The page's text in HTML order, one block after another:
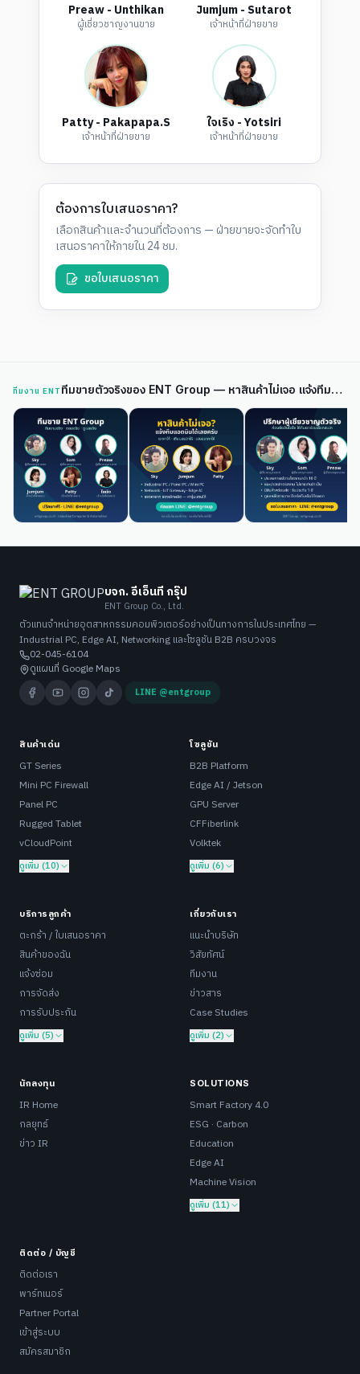
Preaw - Unthikan
ผู้เชี่ยวชาญงานขาย
Jumjum - Sutarot
เจ้าหน้าที่ฝ่ายขาย
Patty - Pakapapa.S
เจ้าหน้าที่ฝ่ายขาย
ใจเริง - Yotsiri
เจ้าหน้าที่ฝ่ายขาย
ต้องการใบเสนอราคา?
เลือกสินค้าและจำนวนที่ต้องการ — ฝ่ายขายจะจัดทำใบ
เสนอราคาให้ภายใน 24 ชม.
ขอใบเสนอราคา
ทีมงาน ENT ทีมขายตัวจริงของ ENT Group — หาสินค้าไม่เจอ แจ้งทีมแอดมินได้เลย
บจก. อีเอ็นที กรุ๊ป
ENT Group Co., Ltd.
ตัวแทนจำหน่ายอุตสาหกรรมคอมพิวเตอร์อย่างเป็นทางการในประเทศไทย —
Industrial PC, Edge AI, Networking และโซลูชัน B2B ครบวงจร
02-045-6104
ดูแผนที่ Google Maps
LINE @entgroup
สินค้าเด่น
GT Series
Mini PC Firewall
Panel PC
Rugged Tablet
vCloudPoint
ดูเพิ่ม (10)
โซลูชัน
B2B Platform
Edge AI / Jetson
GPU Server
CFFiberlink
Volktek
ดูเพิ่ม (6)
บริการลูกค้า
ตะกร้า / ใบเสนอราคา
สินค้าของฉัน
แจ้งซ่อม
การจัดส่ง
การรับประกัน
ดูเพิ่ม (5)
เกี่ยวกับเรา
แนะนำบริษัท
วิสัยทัศน์
ทีมงาน
ข่าวสาร
Case Studies
ดูเพิ่ม (2)
นักลงทุน
IR Home
กลยุทธ์
ข่าว IR
SOLUTIONS
Smart Factory 4.0
ESG · Carbon
Education
Edge AI
Machine Vision
ดูเพิ่ม (11)
ติดต่อ / บัญชี
ติดต่อเรา
พาร์ทเนอร์
Partner Portal
เข้าสู่ระบบ
สมัครสมาชิก